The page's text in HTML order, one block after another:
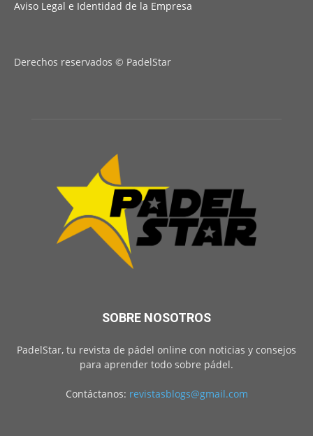
Aviso Legal e Identidad de la Empresa
Derechos reservados © PadelStar
SOBRE NOSOTROS
PadelStar, tu revista de pádel online con noticias y consejos
para aprender todo sobre pádel.
Contáctanos: revistasblogs@gmail.com